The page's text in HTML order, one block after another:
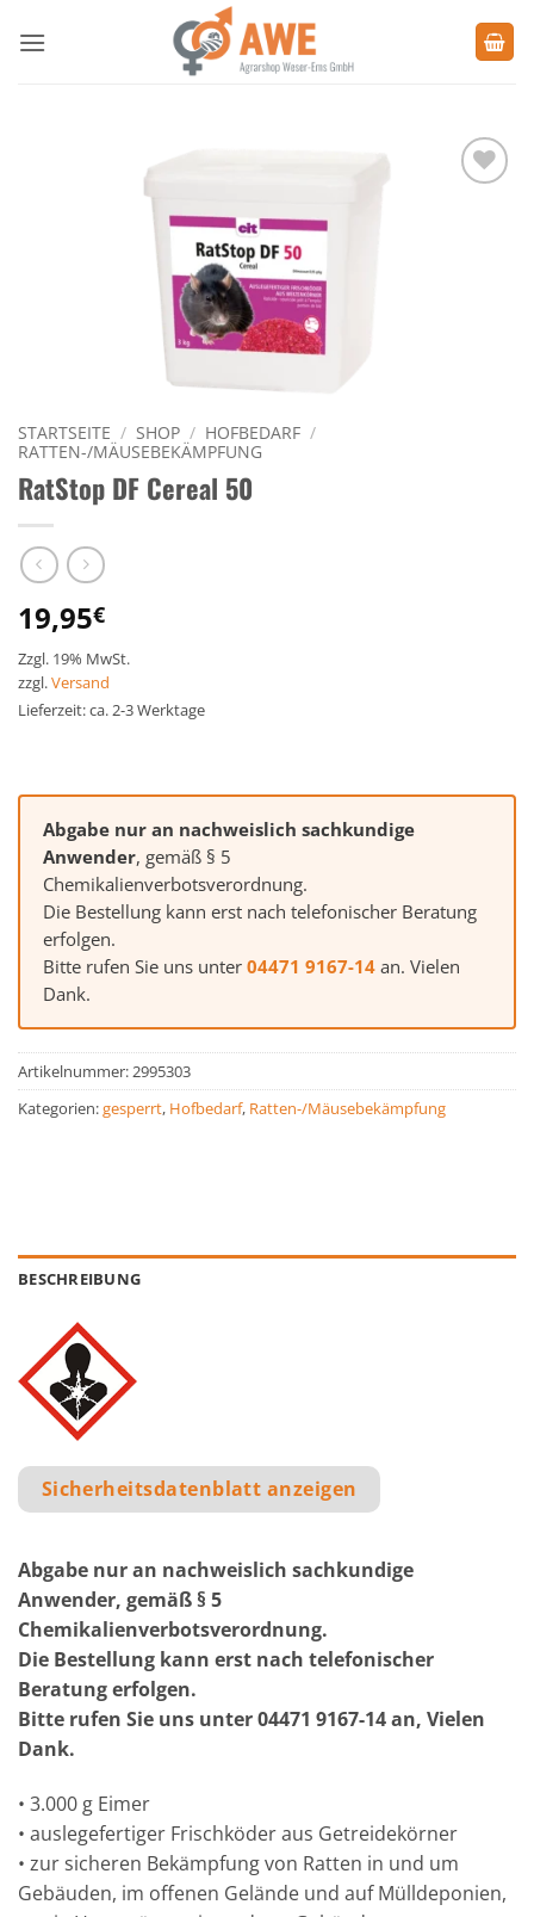
Inhalt
STARTSEITE / SHOP / HOFBEDARF /
RATTEN-/MÄUSEBEKÄMPFUNG
RatStop DF Cereal 50
19,95€
Zzgl. 19% MwSt.
zzgl.Versand
Lieferzeit: ca. 2-3 Werktage
Abgabe nur an nachweislich sachkundige
Anwender, gemäß § 5
Chemikalienverbotsverordnung.
Die Bestellung kann erst nach telefonischer Beratung
erfolgen.
Bitte rufen Sie uns unter04471 9167-14 an. Vielen
Dank.
Artikelnummer:2995303
Kategorien:gesperrt, Hofbedarf, Ratten-/Mäusebekämpfung
BESCHREIBUNG
Sicherheitsdatenblatt anzeigen
Abgabe nur an nachweislich sachkundige
Anwender, gemäß § 5
Chemikalienverbotsverordnung.
Die Bestellung kann erst nach telefonischer
Beratung erfolgen.
Bitte rufen Sie uns unter 04471 9167-14 an, Vielen
Dank.
• 3.000 g Eimer
• auslegefertiger Frischköder aus Getreidekörner
• zur sicheren Bekämpfung von Ratten in und um
Gebäuden, im offenen Gelände und auf Mülldeponien,